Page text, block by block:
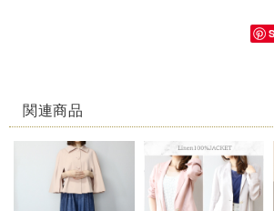
関連商品